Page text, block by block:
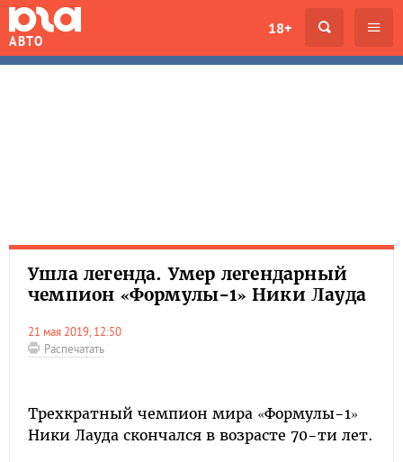
АВТО
18+
Ушла легенда. Умер легендарный
чемпион «Формулы-1» Ники Лауда
21 мая 2019, 12:50
Распечатать
Трехкратный чемпион мира «Формулы-1»
Ники Лауда скончался в возрасте 70-ти лет.